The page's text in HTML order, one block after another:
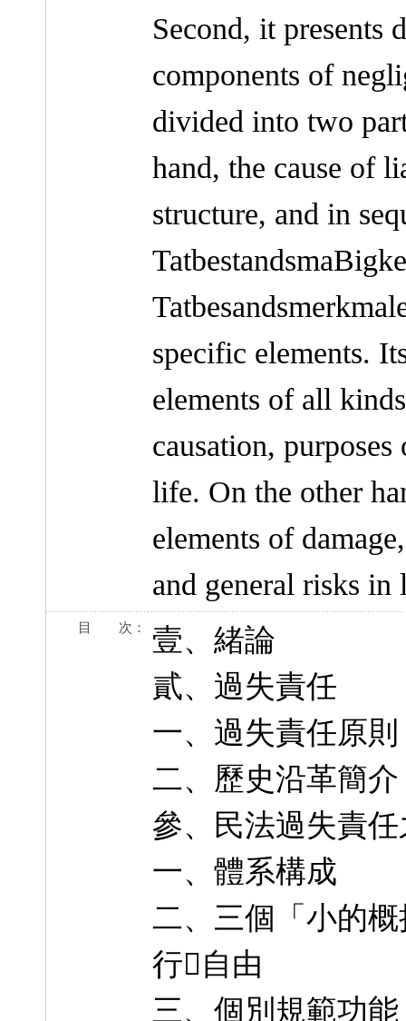
Second, it presents
components of
divided into two
hand, the cause of
structure, and in
specific elements.
elements of all
causation,
life. On the other
elements of
and general risks in
目 次：
壹、緒論
貳、過失責任
一、過失責任原則
二、歷史沿革簡介
參、民法過失責
一、體系構成
二、三個「小的
行自由
三、個別規範功能